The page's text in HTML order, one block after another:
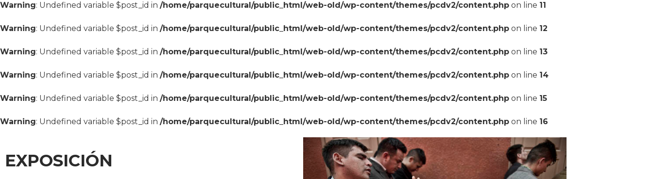
Warning: Undefined variable $post_id in /home/parquecultural/public_html/web-old/wp-content/themes/pcdv2/content.php on line 11
Warning: Undefined variable $post_id in /home/parquecultural/public_html/web-old/wp-content/themes/pcdv2/content.php on line 12
Warning: Undefined variable $post_id in /home/parquecultural/public_html/web-old/wp-content/themes/pcdv2/content.php on line 13
Warning: Undefined variable $post_id in /home/parquecultural/public_html/web-old/wp-content/themes/pcdv2/content.php on line 14
Warning: Undefined variable $post_id in /home/parquecultural/public_html/web-old/wp-content/themes/pcdv2/content.php on line 15
Warning: Undefined variable $post_id in /home/parquecultural/public_html/web-old/wp-content/themes/pcdv2/content.php on line 16
EXPOSICIÓN